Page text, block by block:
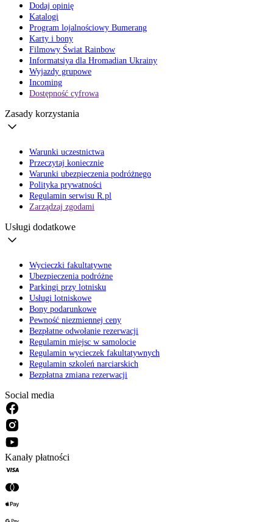
Dodaj opinię
Katalogi
Program lojalnościowy Bumerang
Karty i bony
Filmowy Świat Rainbow
Informatsiya dla Hromadian Ukrainy
Wyjazdy grupowe
Incoming
Dostępność cyfrowa
Zasady korzystania
Warunki uczestnictwa
Przeczytaj koniecznie
Warunki ubezpieczenia podróżnego
Polityka prywatności
Regulamin serwisu R.pl
Zarządzaj zgodami
Usługi dodatkowe
Wycieczki fakultatywne
Ubezpieczenia podróżne
Parkingi przy lotnisku
Usługi lotniskowe
Bony podarunkowe
Pewność niezmiennej ceny
Bezpłatne odwołanie rezerwacji
Regulamin miejsc w samolocie
Regulamin wycieczek fakultatywnych
Regulamin szkoleń narciarskich
Bezpłatna zmiana rezerwacji
Social media
Kanały płatności